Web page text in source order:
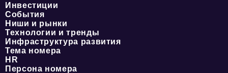
Инвестиции
События
Ниши и рынки
Технологии и тренды
Инфраструктура развития
Тема номера
HR
Персона номера